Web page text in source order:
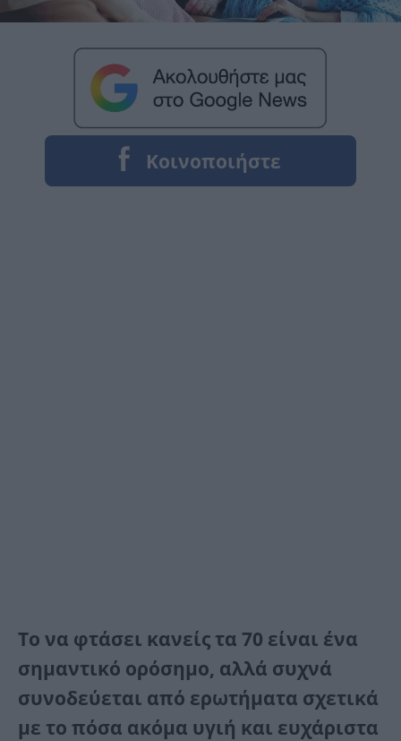
Το να φτάσει κανείς τα 70 είναι ένα
σημαντικό ορόσημο, αλλά συχνά
συνοδεύεται από ερωτήματα σχετικά
με το πόσα ακόμα υγιή και ευχάριστα